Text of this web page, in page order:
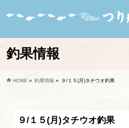
釣果情報
HOME » 釣果情報 » ９/１５(月)タチウオ釣果
９/１５(月)タチウオ釣果